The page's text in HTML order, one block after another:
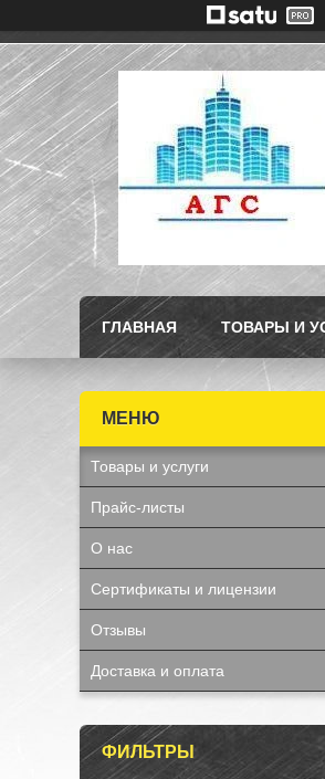
ГЛАВНАЯ ТОВАРЫ И
Товары и услуги
Прайс-листы
О нас
Сертификаты и лицензии
Отзывы
Доставка и оплата
ФИЛЬТРЫ